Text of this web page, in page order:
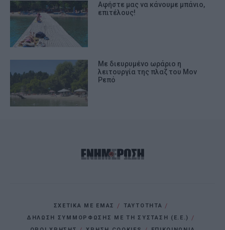
Αφήστε μας να κάνουμε μπάνιο,
επιτέλους!
Με διευρυμένο ωράριο η
λειτουργία της πλαζ του Μον
Ρεπό
ΣΧΕΤΙΚΑ ΜΕ ΕΜΑΣ
ΤΑΥΤΟΤΗΤΑ
ΔΗΛΩΣΗ ΣΥΜΜΟΡΦΩΣΗΣ ΜΕ ΤΗ ΣΥΣΤΑΣΗ (Ε.Ε.)